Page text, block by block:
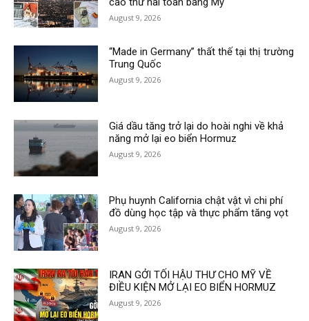
August 9, 2026
“Made in Germany” thất thế tại thị trường
Trung Quốc
August 9, 2026
Giá dầu tăng trở lại do hoài nghi về khả
năng mở lại eo biển Hormuz
August 9, 2026
Phụ huynh California chật vật vì chi phí
đồ dùng học tập và thực phẩm tăng vọt
August 9, 2026
IRAN GỞI TỐI HẬU THƯ CHO MỸ VỀ
ĐIỀU KIỆN MỞ LẠI EO BIỂN HORMUZ
August 9, 2026